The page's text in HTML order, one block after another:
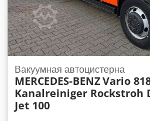
Вакуумная автоцистерна
MERCEDES-BENZVario
Kanalreiniger Rockstroh
Jet 100